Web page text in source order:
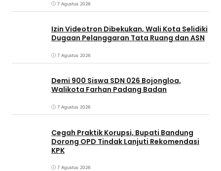
7 Agustus 2026
Izin Videotron Dibekukan, Wali Kota Selidiki
Dugaan Pelanggaran Tata Ruang dan ASN
7 Agustus 2026
Demi 900 Siswa SDN 026 Bojongloa,
Walikota Farhan Padang Badan
7 Agustus 2026
Cegah Praktik Korupsi, Bupati Bandung
Dorong OPD Tindak Lanjuti Rekomendasi
KPK
7 Agustus 2026